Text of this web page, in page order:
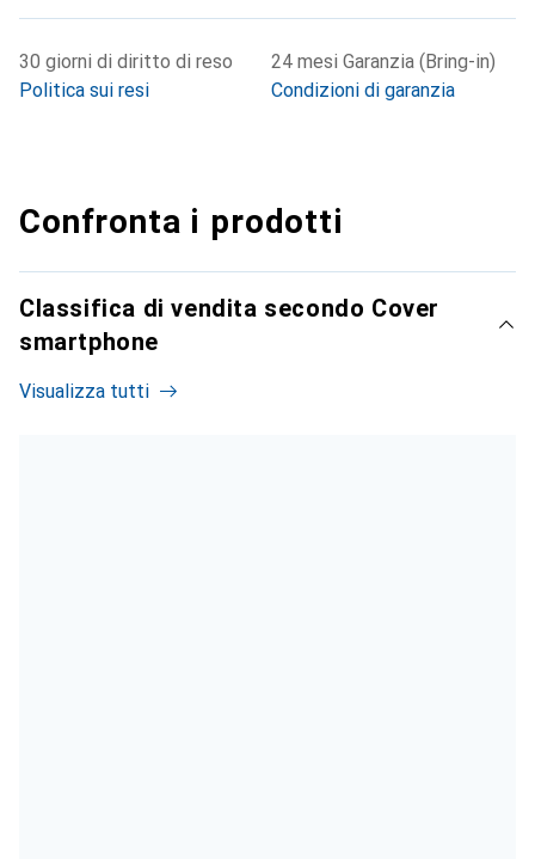
30 giorni di diritto di reso
Politica sui resi
24 mesi Garanzia (Bring-in)
Condizioni di garanzia
Confronta i prodotti
Classifica di vendita secondo Cover
smartphone
Visualizza tutti